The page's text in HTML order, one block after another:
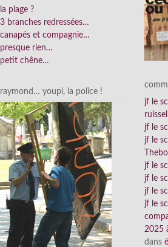
la plage ?
3 branches redressées…
canapés et compagnie…
presque rien…
petit chêne…
raymond… youpi, la police !
jf le
jf le
jf le
jf le
jf le
jf le
jf le
2025
dans